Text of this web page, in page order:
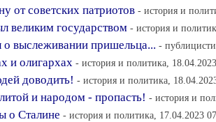
от советских патриотов - история и
великим государством - история и
о выслеживании пришельца... -
и олигархах - история и политика,
доводить! - история и политика,
и народом - пропасть! - история и
о Сталине - история и политика, 17.04.2023